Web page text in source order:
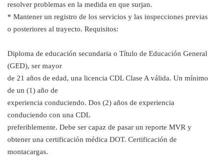
resolver problemas en la medida en que surjan.
* Mantener un registro de los servicios y las inspecciones previas
o posteriores al trayecto. Requisitos:
Diploma de educación secundaria o Título de Educación General
(GED), ser mayor
de 21 años de edad, una licencia CDL Clase A válida. Un mínimo
de un (1) año de
experiencia conduciendo. Dos (2) años de experiencia
conduciendo con una CDL
preferiblemente. Debe ser capaz de pasar un reporte MVR y
obtener una certificación médica DOT. Certificación de
montacargas.